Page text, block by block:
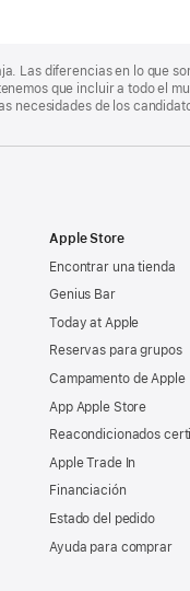
Las diferencias en lo que
que incluir a todo el
necesidades de los
Apple Store
Encontrar una tienda
Genius Bar
Today at Apple
Reservas para grupos
Campamento de Apple
App Apple Store
Reacondicionados
Apple Trade In
Financiación
Estado del pedido
Ayuda para comprar